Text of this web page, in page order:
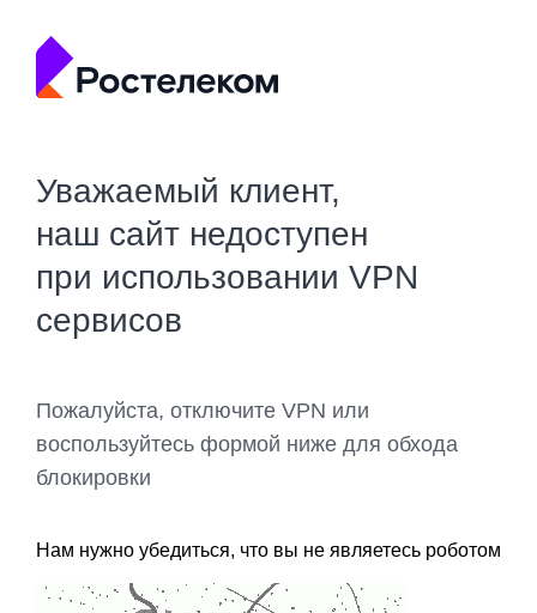
Уважаемый клиент,
наш сайт недоступен
при использовании VPN
сервисов
Пожалуйста, отключите VPN или
воспользуйтесь формой ниже для обхода
блокировки
Нам нужно убедиться, что вы не являетесь роботом